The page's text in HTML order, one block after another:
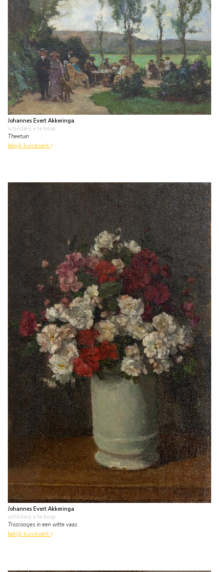
Johannes Evert Akkeringa
schilderij • te koop
Theetuin
bekijk kunstwerk
Johannes Evert Akkeringa
schilderij • te koop
Trosroosjes in een witte vaas
bekijk kunstwerk